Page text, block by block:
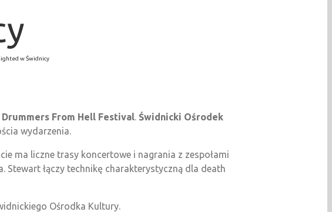
w Świdnicy
Drummers From Hell Festival. Świdnicki Ośrodek
wydarzenia.
ma liczne trasy koncertowe i nagrania z zespołami
Stewart łączy technikę charakterystyczną dla death
Ośrodka Kultury.